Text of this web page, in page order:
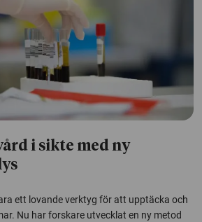
i sikte med ny
ett lovande verktyg för att upptäcka och
Nu har forskare utvecklat en ny metod